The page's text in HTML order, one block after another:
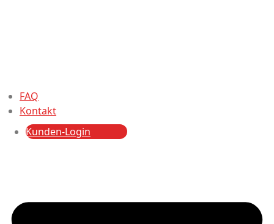
FAQ
Kontakt
Kunden-Login